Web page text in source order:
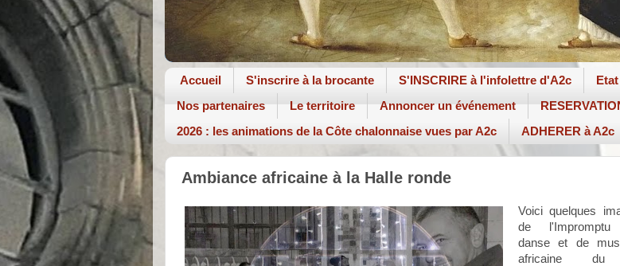
Accueil S'inscrire à la brocante S'INSCRIRE à l'infolettre d'A2c
Nos partenaires
Le territoire Annoncer un événement
2026 : les animations de la Côte chalonnaise vues par A2c
ADHERER à A2c
Ambiance africaine à la Halle ronde
Voici quelques
de
danse et de
africaine